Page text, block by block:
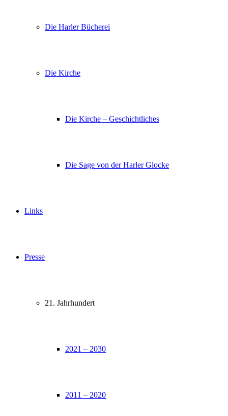
Die Harler Bücherei
Die Kirche
Die Kirche – Geschichtliches
Die Sage von der Harler Glocke
Links
Presse
21. Jahrhundert
2021 – 2030
2011 – 2020